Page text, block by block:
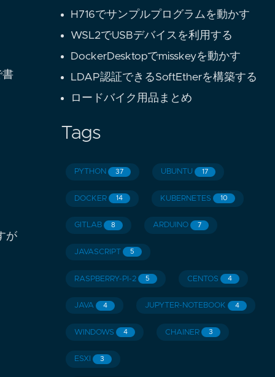
書
が
H716でサンプルプログラムを動かす
WSL2でUSBデバイスを利用する
DockerDesktopでmisskeyを動かす
LDAP認証できるSoftEtherを構築する
ロードバイク用品まとめ
Tags
PYTHON 37 UBUNTU 17
DOCKER 14 KUBERNETES 10
GITLAB 8 ARDUINO 7
JAVASCRIPT 5
RASPBERRY-PI-2 5 CENTOS 4
JAVA 4 JUPYTER-NOTEBOOK 4
WINDOWS 4 CHAINER 3
ESXI 3